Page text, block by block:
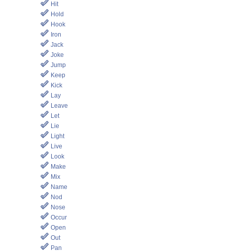
Hit
Hold
Hook
Iron
Jack
Joke
Jump
Keep
Kick
Lay
Leave
Let
Lie
Light
Live
Look
Make
Mix
Name
Nod
Nose
Occur
Open
Out
Pan